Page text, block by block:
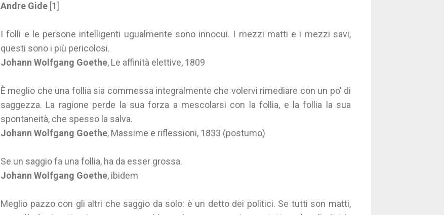
Andre Gide [1]
I folli e le persone intelligenti ugualmente sono innocui. I mezzi matti e i mezzi savi,
questi sono i più pericolosi.
Johann Wolfgang Goethe, Le affinità elettive, 1809
È meglio che una follia sia commessa integralmente che volervi rimediare con un po' di
saggezza. La ragione perde la sua forza a mescolarsi con la follia, e la follia la sua
spontaneità, che spesso la salva.
Johann Wolfgang Goethe, Massime e riflessioni, 1833 (postumo)
Se un saggio fa una follia, ha da esser grossa.
Johann Wolfgang Goethe, ibidem
Meglio pazzo con gli altri che saggio da solo: è un detto dei politici. Se tutti son matti,